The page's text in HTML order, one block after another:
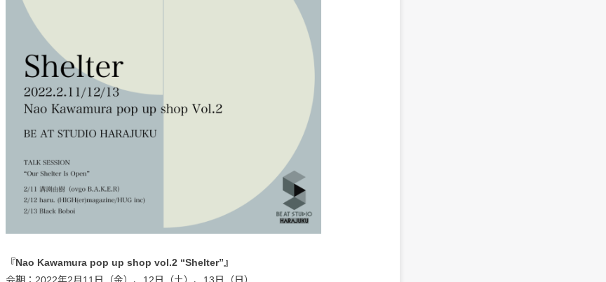
『Nao Kawamura pop up shop vol.2 “Shelter”』